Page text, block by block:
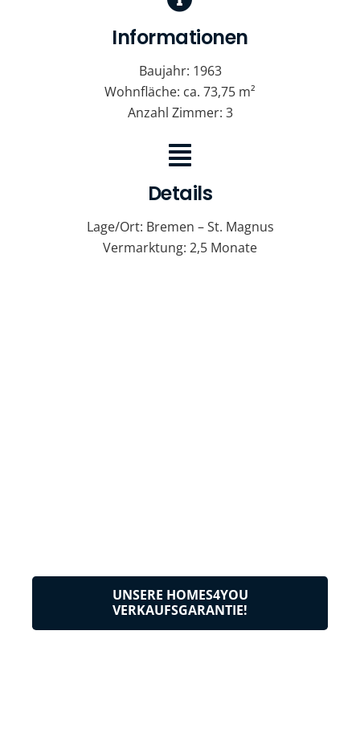
Informationen
Baujahr: 1963
Wohnfläche: ca. 73,75 m²
Anzahl Zimmer: 3
Details
Lage/Ort: Bremen – St. Magnus
Vermarktung: 2,5 Monate
UNSERE HOMES4YOU
VERKAUFSGARANTIE!